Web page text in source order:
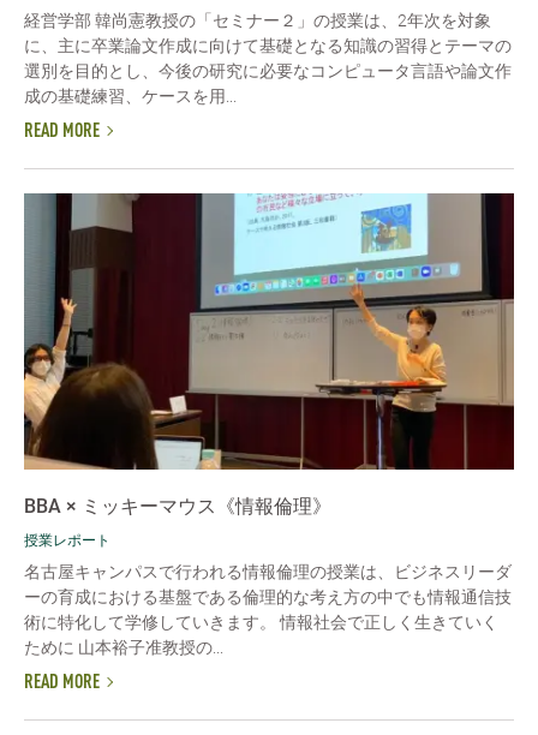
経営学部 韓尚憲教授の「セミナー２」の授業は、2年次を対象
に、主に卒業論文作成に向けて基礎となる知識の習得とテーマの
選別を目的とし、今後の研究に必要なコンピュータ言語や論文作
成の基礎練習、ケースを用...
READ MORE
BBA × ミッキーマウス《情報倫理》
授業レポート
名古屋キャンパスで行われる情報倫理の授業は、ビジネスリーダ
ーの育成における基盤である倫理的な考え方の中でも情報通信技
術に特化して学修していきます。 情報社会で正しく生きていく
ために 山本裕子准教授の...
READ MORE